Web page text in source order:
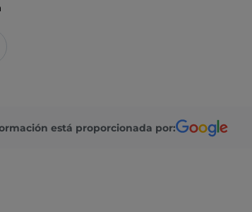
está proporcionada por: